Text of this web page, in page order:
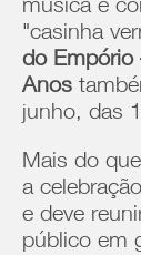
música e
"casinha
do Empório
Anos
junho, das
Mais do
a
e deve
público em